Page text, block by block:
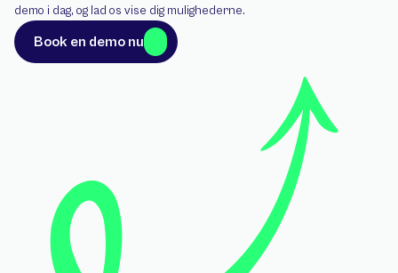
demo i dag, og lad os vise dig mulighederne.
Book en demo nu
Book en demo nu